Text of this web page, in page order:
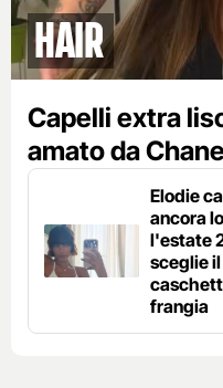
Hair
Capelli extra
amato da
Elodie
ancora
l'estate
sceglie
frangia